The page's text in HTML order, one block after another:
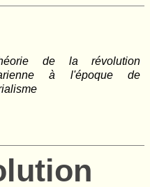
de la révolution
à l'époque de